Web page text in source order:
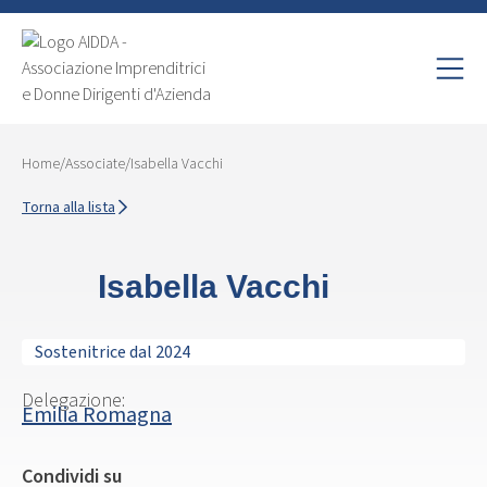
Home/Associate/Isabella Vacchi
Torna alla lista
Isabella Vacchi
Sostenitrice dal 2024
Delegazione:
Emilia Romagna
Condividi su